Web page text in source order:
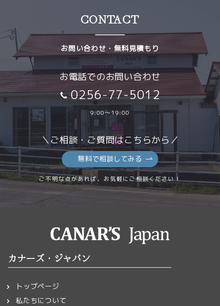
CONTACT
お問い合わせ・無料見積もり
お電話でのお問い合わせ
0256-77-5012
9:00～19:00
＼ご相談・ご質問はこちらから／
無料で相談してみる
ご不明な点があれば、お気軽にご相談ください！
カナーズ・ジャパン
トップページ
私たちについて